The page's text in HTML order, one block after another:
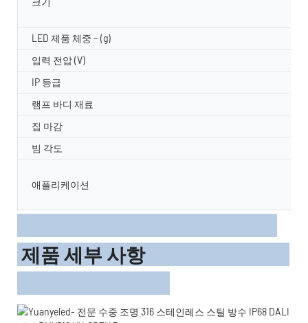
LED 제품 체중 − (g)
입력 전압 (V)
IP 등급
램프 바디 재료
집 마감
빔 각도
애플리케이션
제품 세부 사항